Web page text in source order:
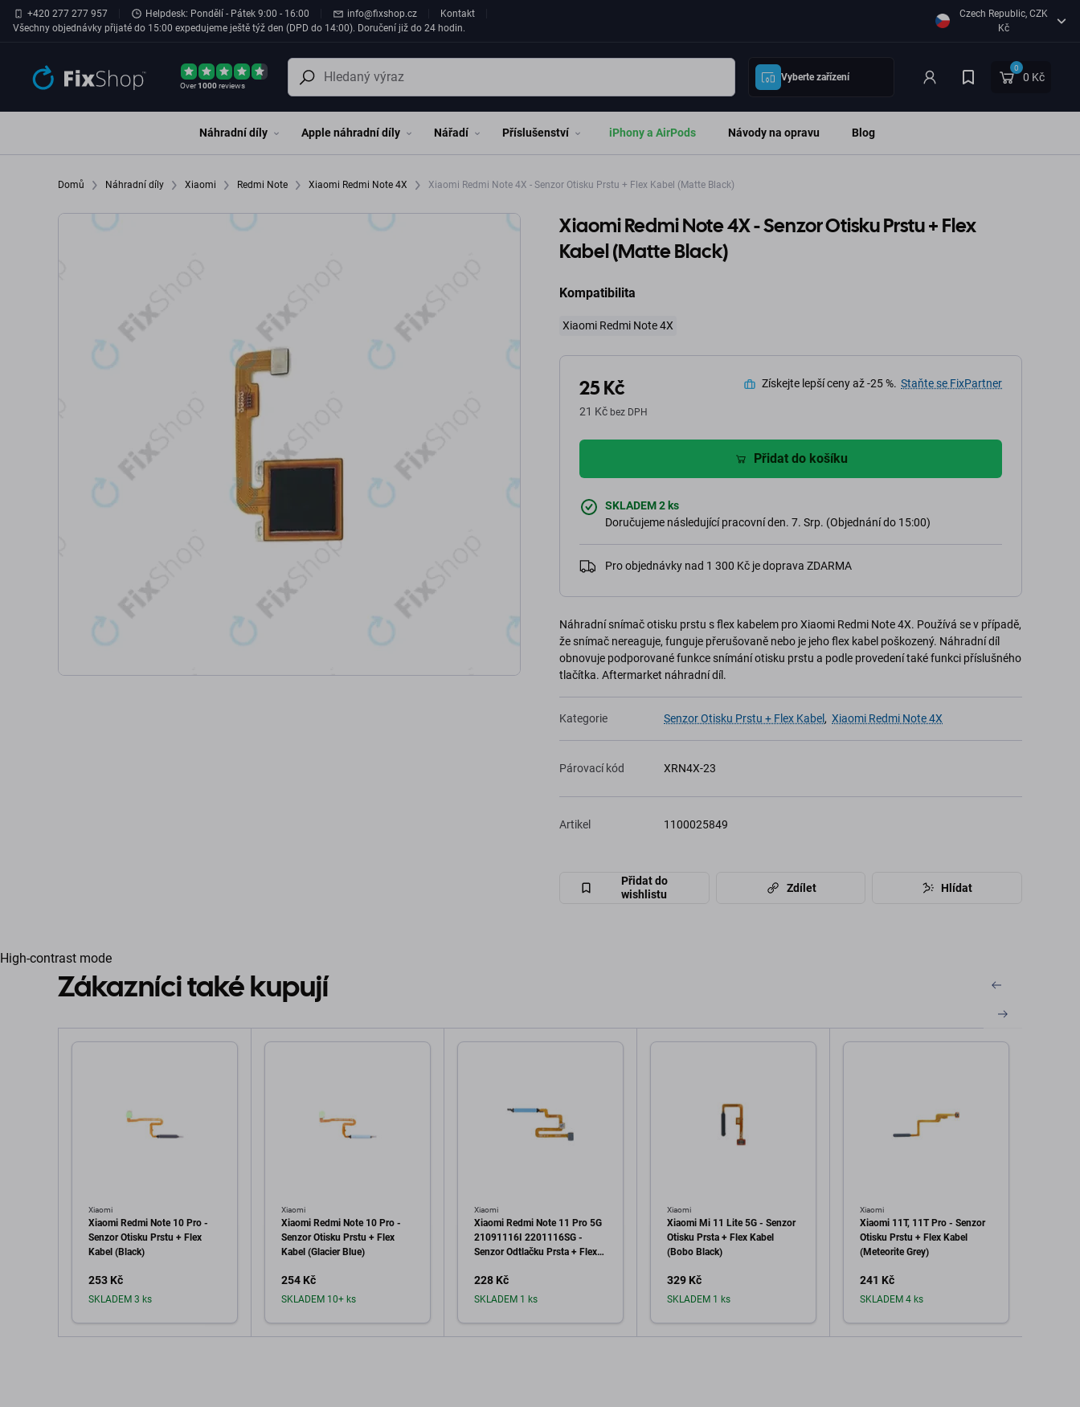
Přeskočit na hlavní obsah
+420 277 277 957 Helpdesk: Pondělí - Pátek 9:00 - 16:00 info@fixshop.cz
Kontakt
Všechny objednávky přijaté do 15:00 expedujeme ještě týž den (DPD do 14:00). Doručení již do 24 hodin.
Czech Republic, CZK
Kč
Over1000reviews
Vyberte zařízení
0
0 Kč
Náhradní díly Apple náhradní díly Nářadí Příslušenství iPhony a AirPods Návody na opravu Blog
Domů Náhradní díly Xiaomi Redmi Note Xiaomi Redmi Note 4X Xiaomi Redmi Note 4X - Senzor Otisku Prstu + Flex Kabel (Matte Black)
Xiaomi Redmi Note 4X - Senzor Otisku Prstu + Flex
Kabel (Matte Black)
Kompatibilita
Xiaomi Redmi Note 4X
25 Kč
21 Kč bez DPH
Získejte lepší ceny až -25 %. Staňte se FixPartner
Přidat do košíku
SKLADEM 2 ks
Doručujeme následující pracovní den. 7. Srp. (Objednání do 15:00)
Pro objednávky nad 1 300 Kč je doprava ZDARMA
Náhradní snímač otisku prstu s flex kabelem pro Xiaomi Redmi Note 4X. Používá se v případě,
že snímač nereaguje, funguje přerušovaně nebo je jeho flex kabel poškozený. Náhradní díl
obnovuje podporované funkce snímání otisku prstu a podle provedení také funkci příslušného
tlačítka. Aftermarket náhradní díl.
Kategorie Senzor Otisku Prstu + Flex Kabel , Xiaomi Redmi Note 4X
Párovací kód XRN4X-23
Artikel 1100025849
Přidat do
wishlistu
Zdílet Hlídat
High-contrast mode
Zákazníci také kupují
Xiaomi
Xiaomi Redmi Note 10 Pro -
Senzor Otisku Prstu + Flex
Kabel (Black)
253 Kč
SKLADEM 3 ks
Xiaomi
Xiaomi Redmi Note 10 Pro -
Senzor Otisku Prstu + Flex
Kabel (Glacier Blue)
254 Kč
SKLADEM 10+ ks
Xiaomi
Xiaomi Redmi Note 11 Pro 5G
21091116I 2201116SG -
Senzor Odtlačku Prsta + Flex
228 Kč
SKLADEM 1 ks
Xiaomi
Xiaomi Mi 11 Lite 5G - Senzor
Otisku Prsta + Flex Kabel
(Bobo Black)
329 Kč
SKLADEM 1 ks
Xiaomi
Xiaomi 11T, 11T Pro - Senzor
Otisku Prstu + Flex Kabel
(Meteorite Grey)
241 Kč
SKLADEM 4 ks